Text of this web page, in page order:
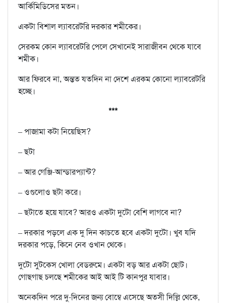
আর্কিমিডিসের মতন।
একটা বিশাল ল্যাবরেটরি দরকার শমীকের।
সেরকম কোন ল্যাবরেটরি পেলে সেখানেই সারাজীবন থেকে যাবে
শমীক।
আর ফিরবে না, অন্তত যতদিন না দেশে এরকম কোনো ল্যাবরেটরি
হচ্ছে।
***
– পাজামা কটা নিয়েছিস?
– ছটা
– আর গেঞ্জি-আন্ডারপ্যান্ট?
– ওগুলোও ছটা করে।
– ছটাতে হয়ে যাবে? আরও একটা দুটো বেশি লাগবে না?
– দরকার পড়লে এক দু দিন কাচতে হবে একটা দুটো। খুব যদি
দরকার পড়ে, কিনে নেব ওখান থেকে।
দুটো সুটকেস খোলা বেডরুমে। একটা বড় আর একটা ছোট।
গোছগাছ চলছে শমীকের আই আই টি কানপুর যাবার।
অনেকদিন পরে দু-দিনের জন্য বোম্বে এসেছে অতসী দিল্লি থেকে,